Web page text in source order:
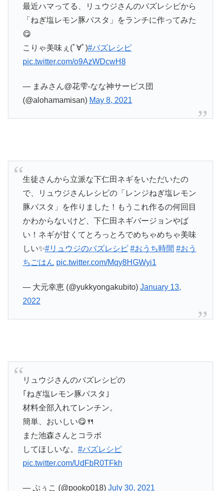
最近ハマってる、リュウジさんのバズレシピから
「ねぎ塩レモン豚パスタ」をランチに作ってみた
😋
こりゃ美味ぇ(ﾟ∀ﾟ)#バズレシピ
pic.twitter.com/o9AzWDcwH8
— まみさん@花雫-なな神サービス団
(@alohamamisan) May 8, 2021
生徒さんから立派な下仁田ネギをいただいたの
で、リュウジさんレシピの「レンジねぎ塩レモン
豚パスタ」を作りました！もうこれ作るの何回目
かわからないけど、下仁田ネギバージョンやば
い！ネギが甘くてとろっとろでめちゃめちゃ美味
しい✨#リュウジのバズレシピ #おうち時間 #おう
ちごはん pic.twitter.com/Mqy8HGWyi1
— 大元幸恵 (@yukkyongakubito) January 13,
2022
リュウジさんのバズレシピの
｢ねぎ塩レモン豚パスタ｣
材料全部入れてレンチン。
簡単、おいしい😋🍴
また池森さんとコラボ
してほしいな。 #バズレシピ
pic.twitter.com/UdFbR0TFkh
— ぷぅこ (@pooko018) July 30, 2021